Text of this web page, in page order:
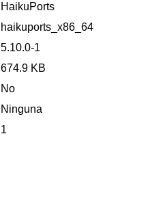
HaikuPorts
haikuports_x86_64
5.10.0-1
674.9 KB
No
Ninguna
1